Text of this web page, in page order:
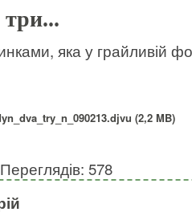
яка у грайливій
(2,2 MB)
578